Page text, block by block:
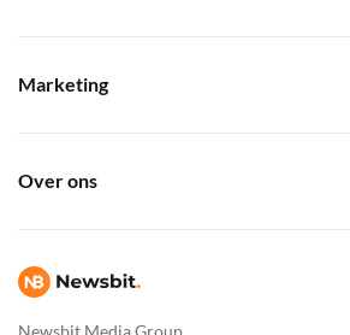
Newsbit Media Group
Marketing
Over ons